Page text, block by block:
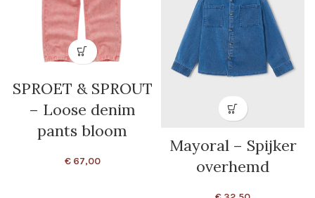
SPROET & SPROUT
– Loose denim
pants bloom
€67,00
Mayoral – Spijker
overhemd